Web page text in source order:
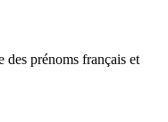
des prénoms français et